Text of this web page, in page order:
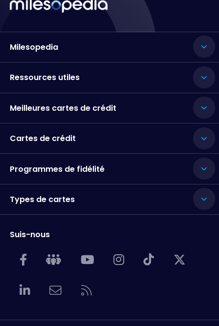
Milesopedia
Ressources utiles
Meilleures cartes de crédit
Cartes de crédit
Programmes de fidélité
Types de cartes
Suis-nous